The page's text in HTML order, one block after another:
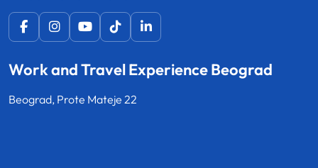
Work and Travel Experience Beograd
Beograd, Prote Mateje 22